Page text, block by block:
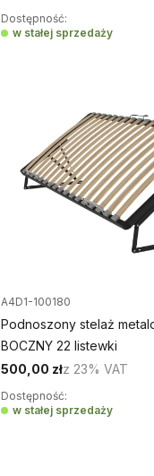
Dostępność:
w stałej sprzedaży
A4D1-100180
Podnoszony stelaż
BOCZNY 22 listewki
500,00 złz 23% VAT
Dostępność:
w stałej sprzedaży